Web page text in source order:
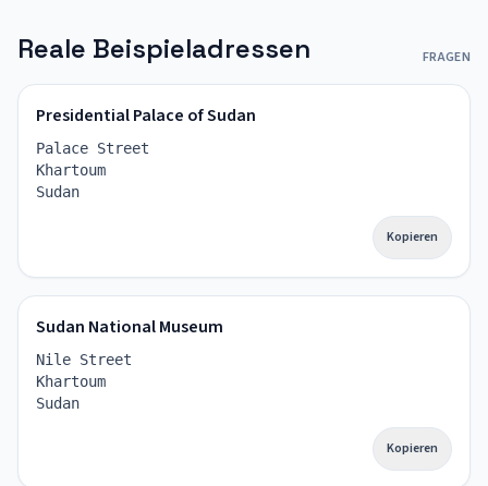
Reale Beispieladressen FRAGEN
Presidential Palace of Sudan
Palace Street
Khartoum
Sudan
Kopieren
Sudan National Museum
Nile Street
Khartoum
Sudan
Kopieren